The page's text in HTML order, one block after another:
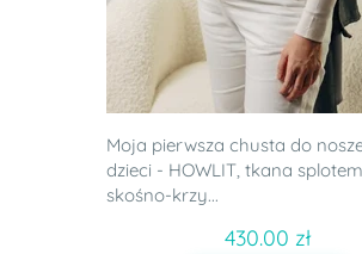
Moja pierwsza chusta do
dzieci - HOWLIT, tkana splotem
skośno-krzy...
430.00 zł